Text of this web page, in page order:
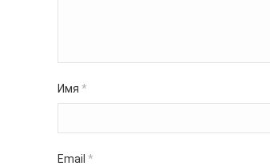
Имя *
Email *